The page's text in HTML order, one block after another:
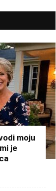
moju
je